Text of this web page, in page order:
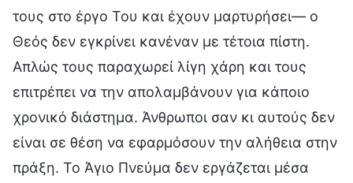
τους στο έργο Του και έχουν μαρτυρήσει— ο
Θεός δεν εγκρίνει κανέναν με τέτοια πίστη.
Απλώς τους παραχωρεί λίγη χάρη και τους
επιτρέπει να την απολαμβάνουν για κάποιο
χρονικό διάστημα. Άνθρωποι σαν κι αυτούς δεν
είναι σε θέση να εφαρμόσουν την αλήθεια στην
πράξη. Το Άγιο Πνεύμα δεν εργάζεται μέσα